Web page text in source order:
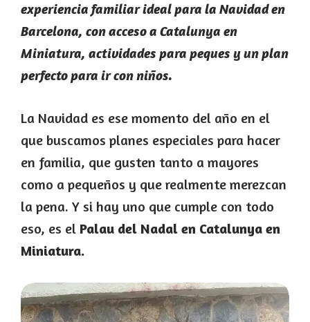
experiencia familiar ideal para la Navidad en
Barcelona, con acceso a Catalunya en
Miniatura, actividades para peques y un plan
perfecto para ir con niños.
La Navidad es ese momento del año en el
que buscamos planes especiales para hacer
en familia, que gusten tanto a mayores
como a pequeños y que realmente merezcan
la pena. Y si hay uno que cumple con todo
eso, es el Palau del Nadal en Catalunya en
Miniatura.